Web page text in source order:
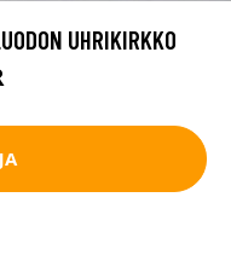
UHRIKIRKKO